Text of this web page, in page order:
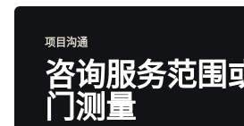
项目沟通
咨询服务范围
门测量